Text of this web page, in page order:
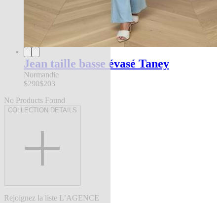
Jean taille basse évasé Taney
Normandie
$290$203
No Products Found
COLLECTION DETAILS
Rejoignez la liste L’AGENCE